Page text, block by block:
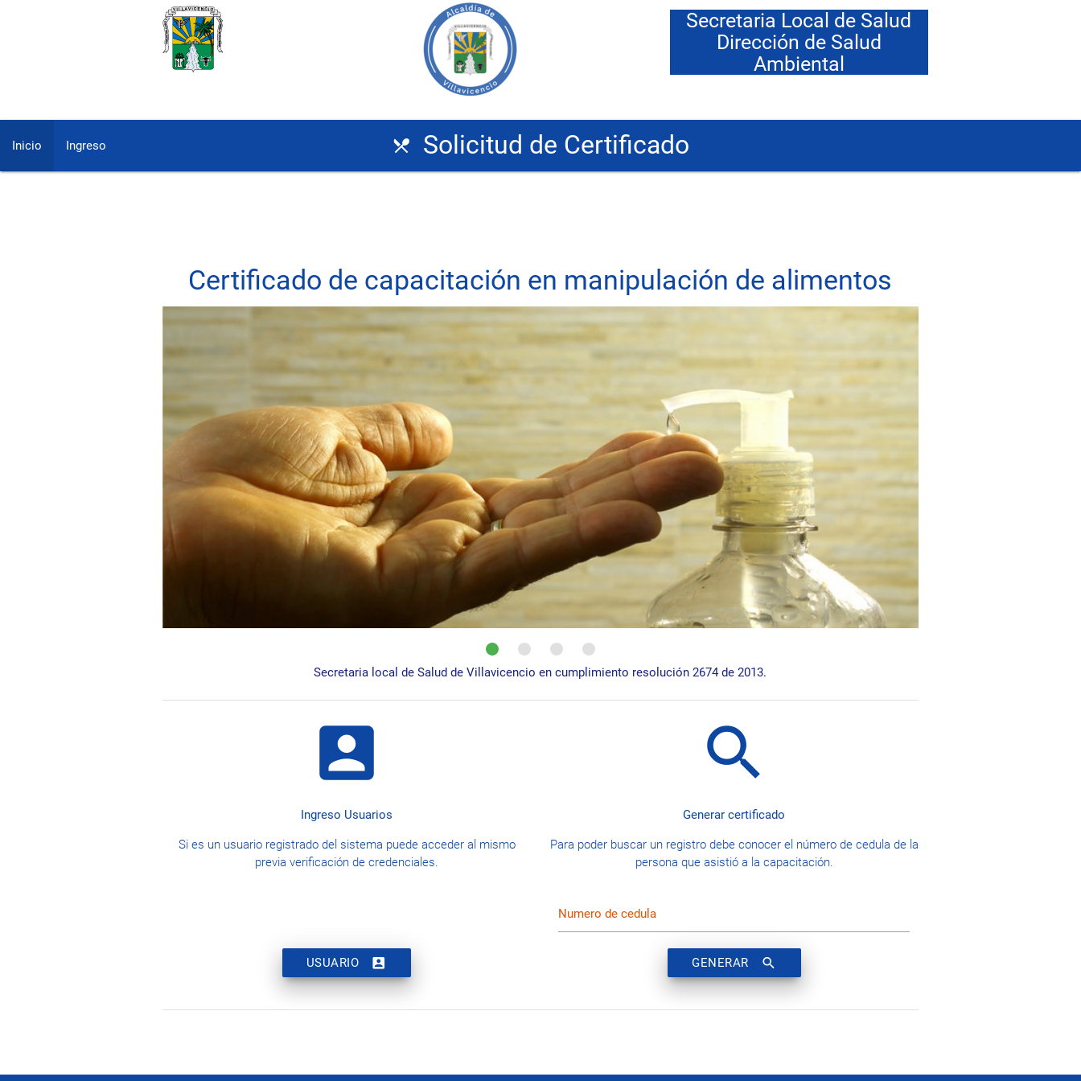
Secretaria Local de Salud
Dirección de Salud
Ambiental
restaurant_menu Solicitud de Certificado
Inicio Ingreso
Certificado de capacitación en manipulación de alimentos
Secretaria local de Salud de Villavicencio en cumplimiento resolución 2674 de 2013.
account_box
Ingreso Usuarios
Si es un usuario registrado del sistema puede acceder al mismo
previa verificación de credenciales.
USUARIO account_box
search
Generar certificado
Para poder buscar un registro debe conocer el número de cedula de la
persona que asistió a la capacitación.
Numero de cedula
GENERAR search